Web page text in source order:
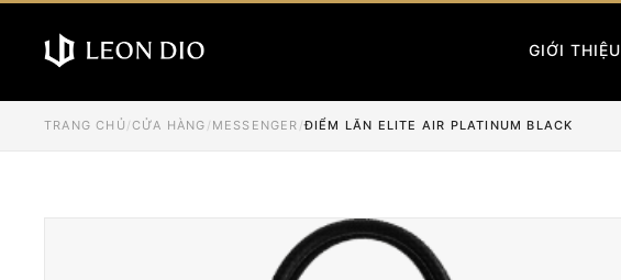
GIỚI THIỆU
TRANG CHỦ /CỬA HÀNG / MESSENGER /ĐIỂM LĂN ELITE AIR PLATINUM BLACK